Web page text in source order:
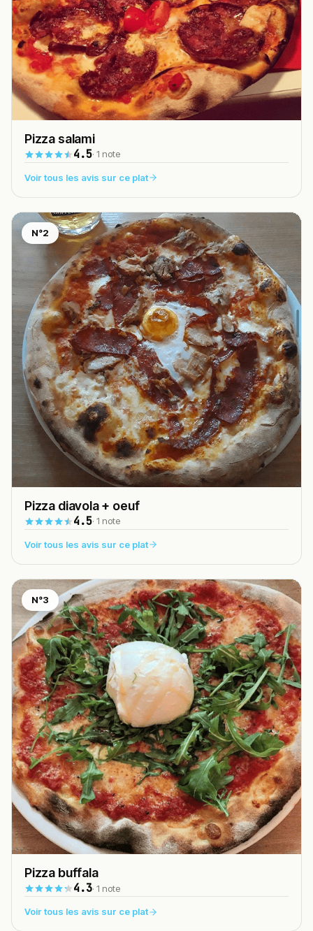
Pizza salami
4.5· 1 note
Voir tous les avis sur ce plat
N°2
Pizza diavola + oeuf
4.5· 1 note
Voir tous les avis sur ce plat
N°3
Pizza buffala
4.3· 1 note
Voir tous les avis sur ce plat